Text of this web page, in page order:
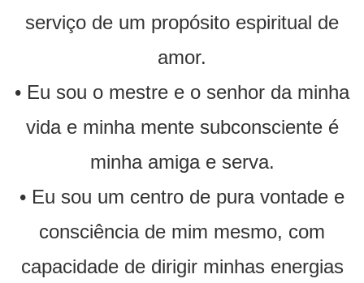
serviço de um propósito espiritual de
amor.
• Eu sou o mestre e o senhor da minha
vida e minha mente subconsciente é
minha amiga e serva.
• Eu sou um centro de pura vontade e
consciência de mim mesmo, com
capacidade de dirigir minhas energias